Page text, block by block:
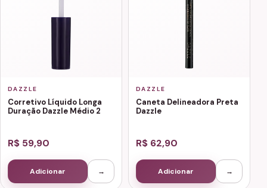
DAZZLE
Corretivo Líquido Longa
Duração Dazzle Médio 2
R$ 59,90
Adicionar →
DAZZLE
Caneta Delineadora Preta
Dazzle
R$ 62,90
Adicionar →